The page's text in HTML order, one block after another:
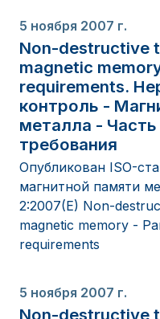
5 ноября 2007 г.
Non-destructive
magnetic
requirements.
контроль -
металла -
требования
Опубликован ISO-
магнитной памяти
2:2007(E) Non-
magnetic memory -
requirements
5 ноября 2007 г.
Non-destructive